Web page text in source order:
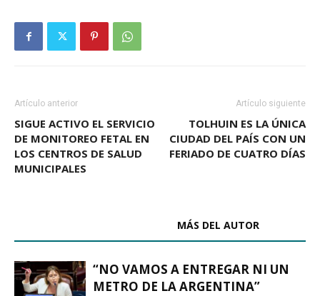
Artículo anterior
SIGUE ACTIVO EL SERVICIO
DE MONITOREO FETAL EN
LOS CENTROS DE SALUD
MUNICIPALES
Artículo siguiente
TOLHUIN ES LA ÚNICA
CIUDAD DEL PAÍS CON UN
FERIADO DE CUATRO DÍAS
MÁS DEL AUTOR
“NO VAMOS A ENTREGAR NI UN
METRO DE LA ARGENTINA”